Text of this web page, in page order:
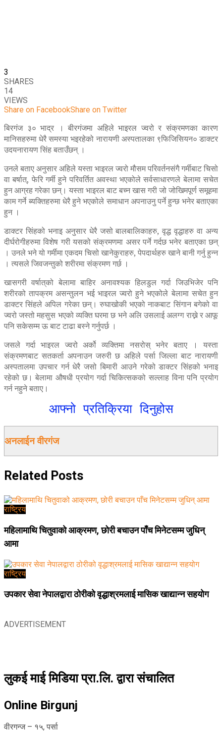
3
SHARES
14
VIEWS
Share on FacebookShare on Twitter
बिरगंज ३० भाद्र । बीरगंजमा अहिले भाइरल ज्वरो र संक्रमणका कारण
मानिसहरुमा धेरै समस्या भइरहेको नारायणी अस्पतालका ९फिजिसियन० डाक्टर
उदयनारायण सिंह बताउँछन् ।
उनले बताए अनुसार अहिले यस्ता भाइरल ज्वरो मौसम परिवर्तनसंगै गर्मीबाट चिसो
वा बर्षात्, फेरि गर्मी हुने परिवर्तित अवस्था भएकोले सर्वसाधारणले बेलामा सचेत
हुन आग्रह गरेका छन्। यस्ता भाइरल बाट बच्न खास गरी जो जोखिमपूर्ण समूहमा
काम गर्ने ब्यक्तिहरुमा धेरै हुने भएकोले समाधान अपनाउनु पर्ने हुन्छ भनेर बताएका
हुन ।
डाक्टर सिंहको भनाइ अनुसार धेरै जसो बालबालिकाहरु, वृद्ध वृद्धाहरु वा अन्य
दीर्घरोगीहरुमा विशेष गरी यसको संक्रमणमा असर पर्ने गर्दछ भनेर बताएका छन्
। उनले भने यो गर्मीमा एकदम चिसो खानेकुराहरु, पेपदार्थहरु खाने बानी गर्नु हुन्न
। त्यसले जिवजन्तुको शरीरमा संक्रमण गर्छ ।
खासगरी वर्षात्‌को बेलामा बाहिर अनावश्यक हिलडुल गर्दा जिउभिजेर पनि
शरीरको तापक्रम असन्तुलन भई भाइरल ज्वरो हुने भएकोले बेलामा सचेत हुन
डाक्टर सिंहले अपिल गरेका छन्। रुघाखोकी भएको नाकबाट सिंगान बगेको वा
ज्वरो जस्तो महसुस भएको व्यक्ति घरमा छ भने अलि उसलाई अलग्ग राख्ने र आफू
पनि सकेसम्म ऊ बाट टाढा बस्ने गर्नुपर्छ ।
जसले गर्दा भाइरल ज्वरो अर्को व्यक्तिमा नसरोस् भनेर बताए । यस्ता
संक्रमणबाट सतकर्ता अपनाउन जरुरी छ अहिले पर्सा जिल्ला बाट नारायणी
अस्पतालमा उपचार गर्न धेरै जसो बिमारी आउने गरेको डाक्टर सिंहको भनाइ
रहेको छ। बेलामा औषधी प्रयोग गर्दा चिकित्सकको सल्लाह विना पनि प्रयोग
गर्न नहुने बताए।
आफ्नो प्रतिक्रिया दिनुहोस
अनलाईन वीरगंज
Related Posts
राष्ट्रिय
महिलामाथि चितुवाको आक्रमण, छोरी बचाउन पाँच मिनेटसम्म जुधिन्
आमा
राष्ट्रिय
उपकार सेवा नेपालद्वारा ठोरीको वृद्धाश्रमलाई मासिक खाद्यान्न सहयोग
ADVERTISEMENT
लुकई माई मिडिया प्रा.लि. द्वारा संचालित
Online Birgunj
वीरगन्ज – १५, पर्सा